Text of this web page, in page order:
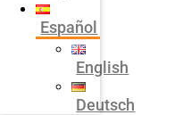
Español
English
Deutsch